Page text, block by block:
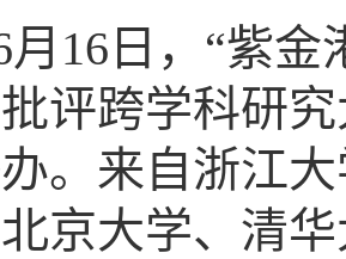
月16日，“紫
评跨学科研
。来自浙江
京大学、清